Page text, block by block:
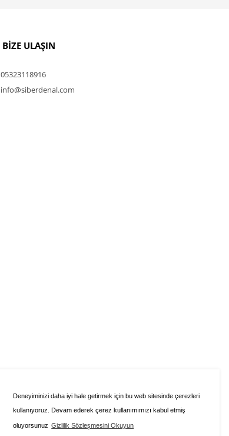
Deneyiminizi daha iyi hale getirmek için bu web sitesinde çerezleri
kullanıyoruz. Devam ederek çerez kullanımımızı kabul etmiş
oluyorsunuz Gizlilik Sözleşmesini Okuyun
BİZE ULAŞIN
05323118916
info@siberdenal.com